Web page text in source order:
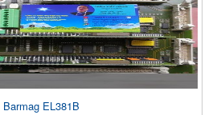
Barmag EL381B